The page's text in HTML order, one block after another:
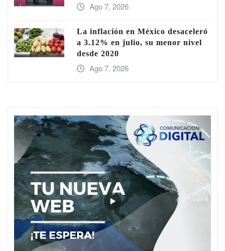
Ago 7, 2026
La inflación en México desaceleró
a 3.12% en julio, su menor nivel
desde 2020
Ago 7, 2026